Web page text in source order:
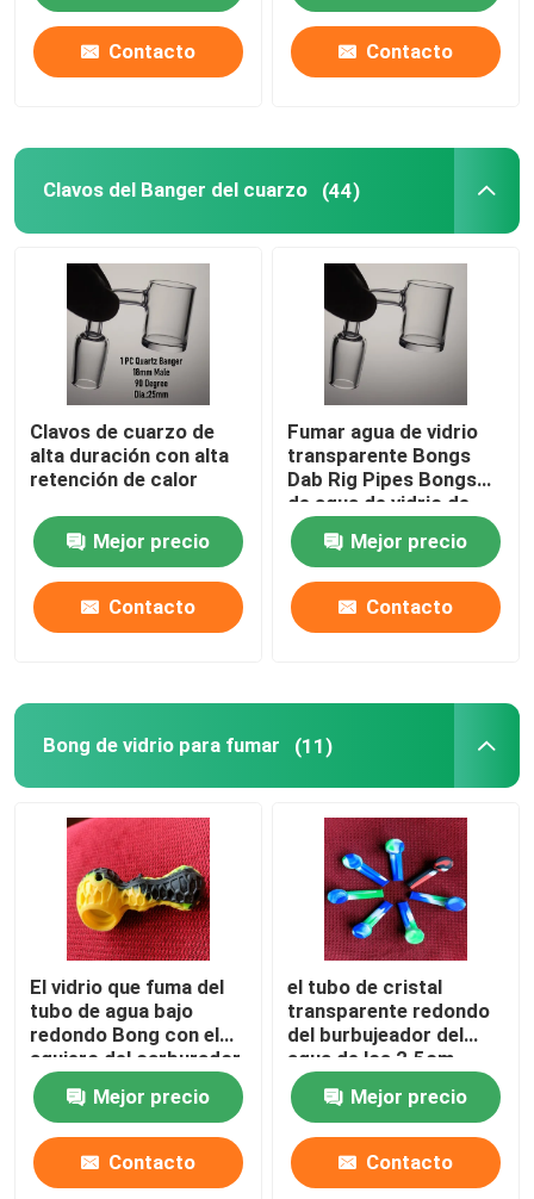
Bong de vidrio para fumar
Cachimba de pipa de agua
Dab de uñas de cuarzo
Banger del cuarzo que fuma
pipa de agua
El reciclador de cristal Bong
Bongs de tubo recto
Contacto Contacto
Clavos del Banger del cuarzo (44)
Clavos de cuarzo de
alta duración con alta
retención de calor
Mejor precio
Contacto
Fumar agua de vidrio
transparente Bongs
Dab Rig Pipes Bongs
de agua de vidrio de
borosilicato
Mejor precio
Contacto
Bong de vidrio para fumar (11)
El vidrio que fuma del
tubo de agua bajo
redondo Bong con el
agujero del carburador
y el colector del hielo
Mejor precio
Contacto
el tubo de cristal
transparente redondo
del burbujeador del
agua de los 2.5cm
Bong para fumar
Mejor precio
Contacto